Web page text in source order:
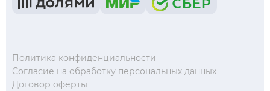
Политика конфиденциальности
Согласие на обработку персональных данных
Договор оферты